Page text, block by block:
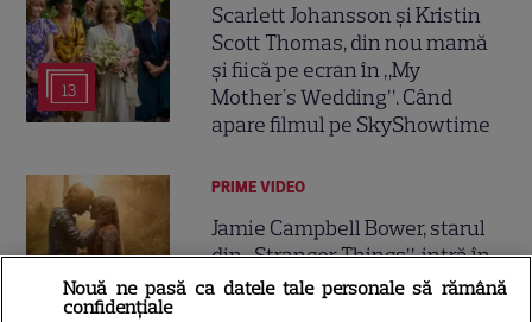
13
Scarlett Johansson și Kristin
Scott Thomas, din nou mamă
și fiică pe ecran în „My
Mother's Wedding”. Când
apare filmul pe SkyShowtime
9
PRIME VIDEO
Jamie Campbell Bower, starul
din „Stranger Things”, intră în
universul „Stăpânul Inelelor”.
Nouă ne pasă ca datele tale personale să rămână
confidențiale